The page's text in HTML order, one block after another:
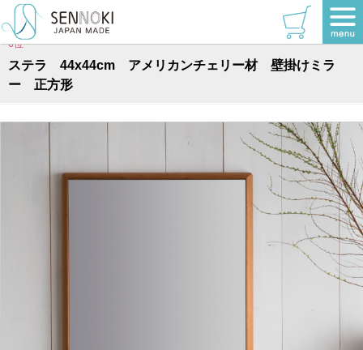
TOP >
6位
ステラ 44x44cm アメリカンチェリー材 壁掛けミラ
ー 正方形